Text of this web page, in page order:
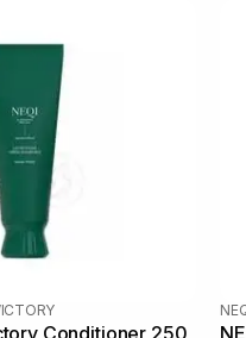
Conditioner 250